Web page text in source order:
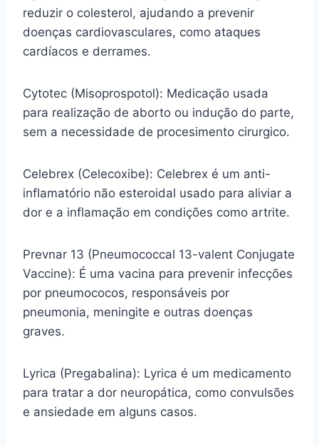
reduzir o colesterol, ajudando a prevenir
doenças cardiovasculares, como ataques
cardíacos e derrames.
Cytotec (Misoprospotol): Medicação usada
para realização de aborto ou indução do parte,
sem a necessidade de procesimento cirurgico.
Celebrex (Celecoxibe): Celebrex é um anti-
inflamatório não esteroidal usado para aliviar a
dor e a inflamação em condições como artrite.
Prevnar 13 (Pneumococcal 13-valent Conjugate
Vaccine): É uma vacina para prevenir infecções
por pneumococos, responsáveis por
pneumonia, meningite e outras doenças
graves.
Lyrica (Pregabalina): Lyrica é um medicamento
para tratar a dor neuropática, como convulsões
e ansiedade em alguns casos.